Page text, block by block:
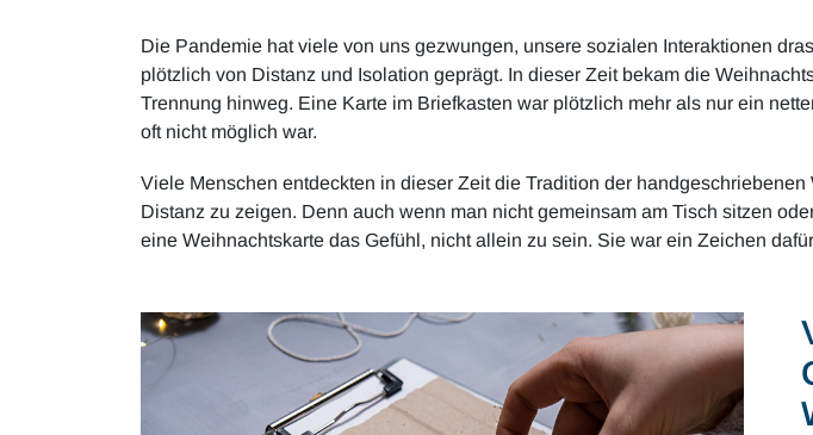
Die Pandemie hat viele von uns gezwungen, unsere sozialen Interaktionen
plötzlich von Distanz und Isolation geprägt. In dieser Zeit bekam die
Trennung hinweg. Eine Karte im Briefkasten war plötzlich mehr als nur ein
oft nicht möglich war.
Viele Menschen entdeckten in dieser Zeit die Tradition der
Distanz zu zeigen. Denn auch wenn man nicht gemeinsam am Tisch sitzen
eine Weihnachtskarte das Gefühl, nicht allein zu sein. Sie war ein Zeichen